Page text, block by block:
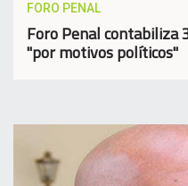
FORO PENAL
Foro Penal contabiliza
"por motivos políticos"